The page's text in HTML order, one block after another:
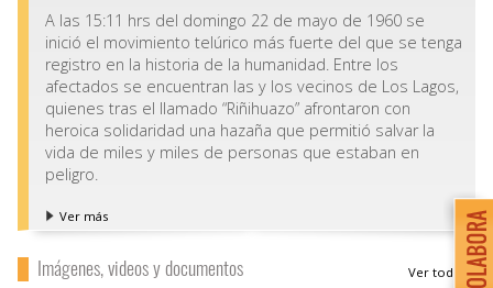
A las 15:11 hrs del domingo 22 de mayo de 1960 se
inició el movimiento telúrico más fuerte del que se tenga
registro en la historia de la humanidad. Entre los
afectados se encuentran las y los vecinos de Los Lagos,
quienes tras el llamado “Riñihuazo” afrontaron con
heroica solidaridad una hazaña que permitió salvar la
vida de miles y miles de personas que estaban en
peligro.
Ver más
Imágenes, videos y documentos